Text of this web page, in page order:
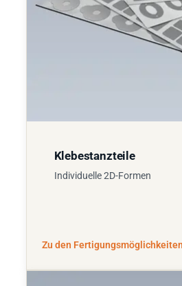
Klebestanzteile
Individuelle 2D-Formen
Zu den Fertigungsmöglichkeiten